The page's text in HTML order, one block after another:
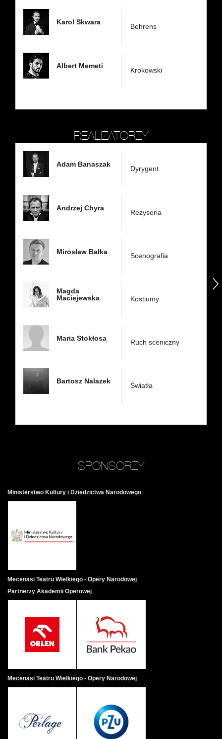
Karol Skwara
Behrens
Albert Memeti
Krokowski
REALIZATORZY
Adam Banaszak
Dyrygent
Andrzej Chyra
Reżyseria
Mirosław Bałka
Scenografia
Magda
Maciejewska
Kostiumy
Maria Stokłosa
Ruch sceniczny
Bartosz Nalazek
Światła
SPONSORZY
Ministerstwo Kultury i Dziedzictwa Narodowego
Mecenasi Teatru Wielkiego - Opery Narodowej
Partnerzy Akademii Operowej
Mecenasi Teatru Wielkiego - Opery Narodowej